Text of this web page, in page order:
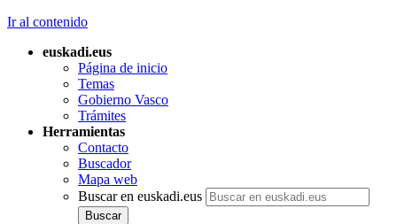
Ir al contenido
euskadi.eus
Página de inicio
Temas
Gobierno Vasco
Trámites
Herramientas
Contacto
Buscador
Mapa web
Buscar en euskadi.eus